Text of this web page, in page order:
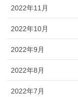
2022年11月
2022年10月
2022年9月
2022年8月
2022年7月